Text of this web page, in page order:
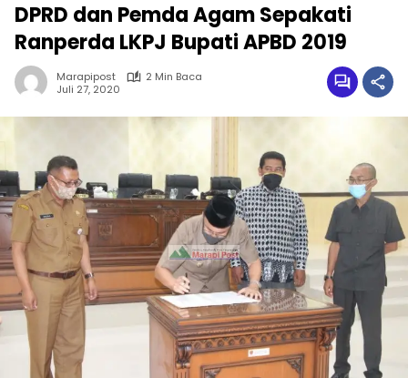
DPRD dan Pemda Agam Sepakati
Ranperda LKPJ Bupati APBD 2019
Marapipost
2 Min Baca
Juli 27, 2020